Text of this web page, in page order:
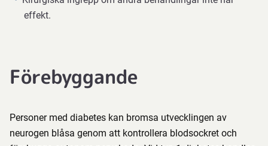
effekt.
Förebyggande
Personer med diabetes kan bromsa utvecklingen av
neurogen blåsa genom att kontrollera blodsockret och